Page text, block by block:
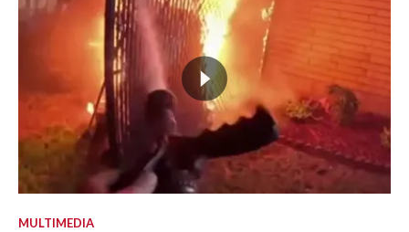
MULTIMEDIA